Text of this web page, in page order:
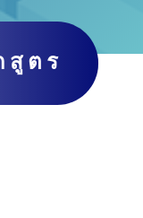
สูตร